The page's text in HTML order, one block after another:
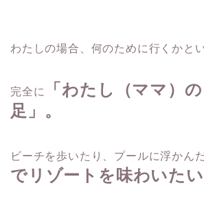
わたしの場合、何のために行くかと
完全に
「わたし（ママ）
足」。
ビーチを歩いたり、プールに浮かんだ
でリゾートを味わいたい